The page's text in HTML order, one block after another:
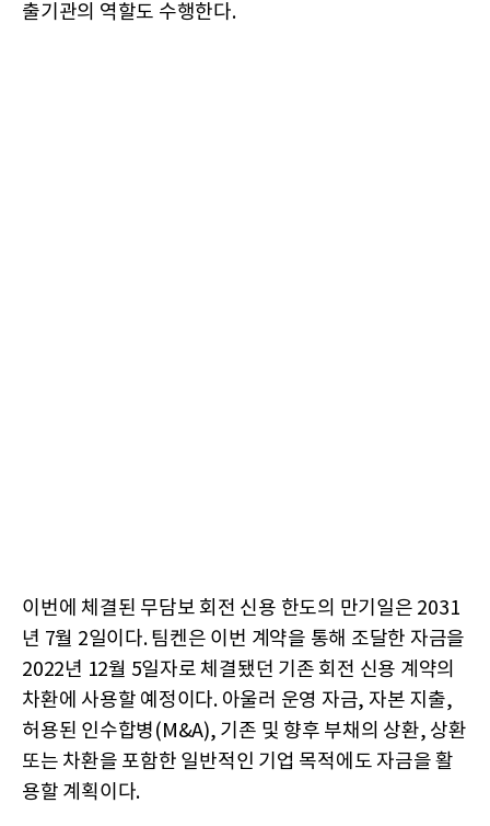
출기관의 역할도 수행한다.
이번에 체결된 무담보 회전 신용 한도의 만기일은 2031
년 7월 2일이다. 팀켄은 이번 계약을 통해 조달한 자금을
2022년 12월 5일자로 체결됐던 기존 회전 신용 계약의
차환에 사용할 예정이다. 아울러 운영 자금, 자본 지출,
허용된 인수합병(M&A), 기존 및 향후 부채의 상환, 상환
또는 차환을 포함한 일반적인 기업 목적에도 자금을 활
용할 계획이다.